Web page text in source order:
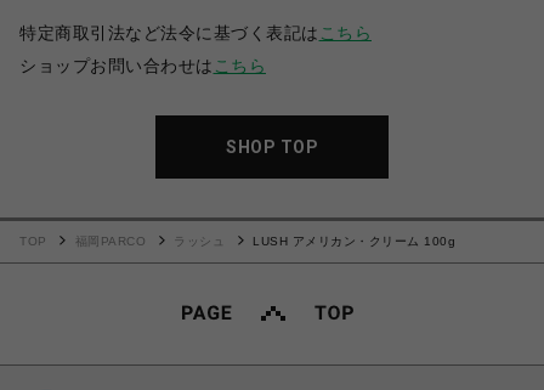
特定商取引法など法令に基づく表記は こちら
ショップお問い合わせは こちら
SHOP TOP
TOP 福岡PARCO ラッシュ LUSH アメリカン・クリーム 100g